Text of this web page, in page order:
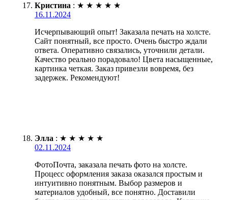
Кристина : ★ ★ ★ ★ ★
16.11.2024
Исчерпывающий опыт! Заказала печать на холсте.
Сайт понятный, все просто. Очень быстро ждали
ответа. Оперативно связались, уточнили детали.
Качество реально порадовало! Цвета насыщенные,
картинка четкая. Заказ привезли вовремя, без
задержек. Рекомендуют!
Элла : ★ ★ ★ ★ ★
02.11.2024
ФотоПочта, заказала печать фото на холсте.
Процесс оформления заказа оказался простым и
интуитивно понятным. Выбор размеров и
материалов удобный, все понятно. Доставили